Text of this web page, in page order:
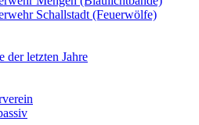
Schallstadt (Feuerwölfe)
der letzten Jahre